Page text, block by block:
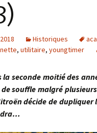
Historiques
, utilitaire, youngtimer
moitié des
souffle malgré
décide de